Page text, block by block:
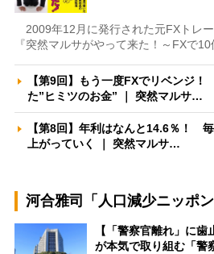
2009年12月に発行された元FXトレ
『突然マルサがやって来た！～FXで10
【第9回】もう一度FXでリベンジ
た”ヒミツのお金” ｜ 突然マルサ…
【第8回】年利はなんと14.6％！
上がっていく ｜ 突然マルサ…
河合雅司「人口減少ニッポン
【「警察官離れ」に
が本気で取り組む「